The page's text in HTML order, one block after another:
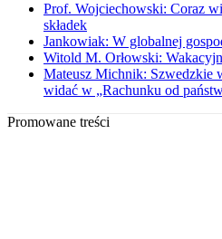
Prof. Wojciechowski: Coraz
składek
Jankowiak: W globalnej
Witold M. Orłowski:
Mateusz Michnik: Szwedzkie
widać w „Rachunku od
Promowane treści